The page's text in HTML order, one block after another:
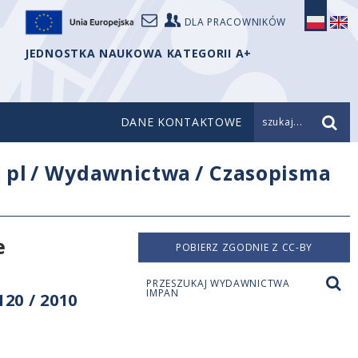
DLA PRACOWNIKÓW
JEDNOSTKA NAUKOWA KATEGORII A+
DANE KONTAKTOWE szukaj...
pl /Wydawnictwa / Czasopisma
/ 2010
POBIERZ ZGODNIE Z CC-BY
PRZESZUKAJ WYDAWNICTWA
IMPAN